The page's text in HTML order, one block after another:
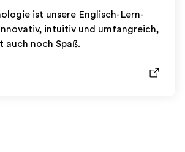
ist unsere Englisch-Lern-
intuitiv und umfangreich,
auch noch Spaß.